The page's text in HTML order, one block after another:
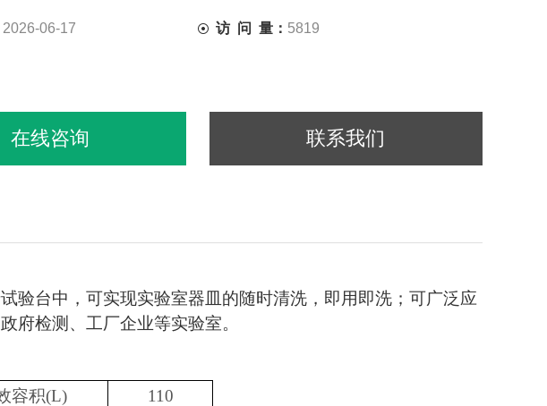
2026-06-17 访 问 量： 5819
在线咨询 联系我们
验台中，可实现实验室器皿的随时清洗，即用即洗；可广泛应
府检测、工厂企业等实验室。
容积(L)
110